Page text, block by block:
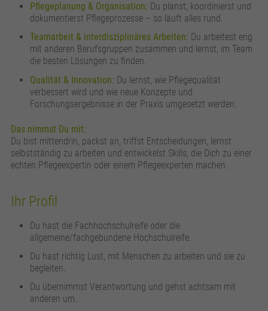
Pflegeplanung & Organisation: Du planst, koordinierst und
dokumentierst Pflegeprozesse – so läuft alles rund.
Teamarbeit & interdisziplinäres Arbeiten: Du arbeitest eng
mit anderen Berufsgruppen zusammen und lernst, im Team
die besten Lösungen zu finden.
Qualität & Innovation: Du lernst, wie Pflegequalität
verbessert wird und wie neue Konzepte und
Forschungsergebnisse in der Praxis umgesetzt werden.
Das nimmst Du mit:
Du bist mittendrin, packst an, triffst Entscheidungen, lernst
selbstständig zu arbeiten und entwickelst Skills, die Dich zu einer
echten Pflegeexpertin oder einem Pflegeexperten machen.
Ihr Profil
Du hast die Fachhochschulreife oder die
allgemeine/fachgebundene Hochschulreife.
Du hast richtig Lust, mit Menschen zu arbeiten und sie zu
begleiten.
Du übernimmst Verantwortung und gehst achtsam mit
anderen um.